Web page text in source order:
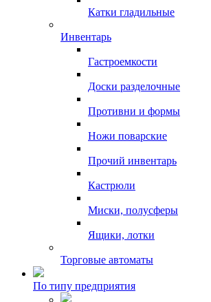
Катки гладильные
Инвентарь
Гастроемкости
Доски разделочные
Противни и формы
Ножи поварские
Прочий инвентарь
Кастрюли
Миски, полусферы
Ящики, лотки
Торговые автоматы
По типу предприятия